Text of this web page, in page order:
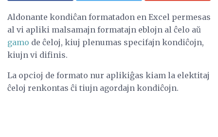
Aldonante kondiĉan formatadon en Excel permesas
al vi apliki malsamajn formatajn eblojn al ĉelo aŭ
gamo de ĉeloj, kiuj plenumas specifajn kondiĉojn,
kiujn vi difinis.
La opcioj de formato nur aplikiĝas kiam la elektitaj
ĉeloj renkontas ĉi tiujn agordajn kondiĉojn.